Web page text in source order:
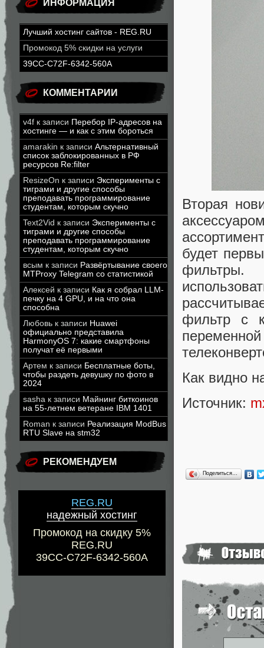
ИНФОРМАЦИЯ
Лучший хостинг сайтов - REG.RU
Промокод 5% скидки на услуги
39CC-C72F-6342-560A
КОММЕНТАРИИ
v4f к записи Перебор IP-адресов на
хостинге — и как с этим бороться
amarakin к записи Альтернативный
список заблокированных в РФ
ресурсов Re:filter
ResizeOn к записи Эксперименты с
тиграми и другие способы
преподавать программирование
студентам, которым скучно
Text2Vid к записи Эксперименты с
тиграми и другие способы
преподавать программирование
студентам, которым скучно
всым к записи Развёртывание своего
MTProxy Telegram со статистикой
Алексей к записи Как я собрал LLM-
печку на 4 GPU, и на что она
способна
Любовь к записи Huawei
официально представила
HarmonyOS 7: какие смартфоны
получат её первыми
Артем к записи Бесплатные боты,
чтобы раздеть девушку по фото в
2024
sasha к записи Майнинг биткоинов
на 55-летнем ветеране IBM 1401
Roman к записи Реализация ModBus
RTU Slave на stm32
РЕКОМЕНДУЕМ
REG.RU
надежный хостинг
Промокод на скидку 5%
REG.RU
39CC-C72F-6342-560A
Вторая
будет
фильтры.
фильтр с
Как видно
Источник:
Поделиться…